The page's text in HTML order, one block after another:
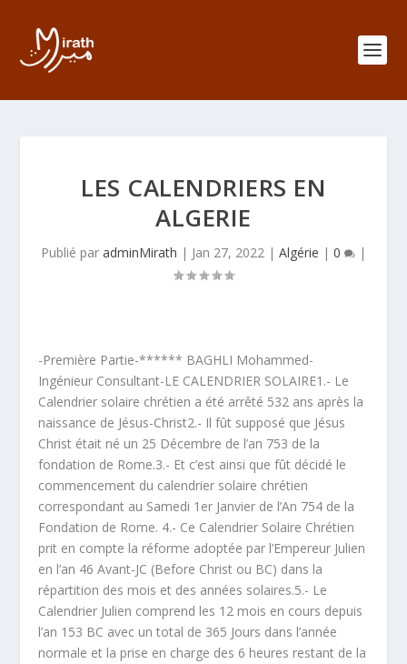
LES CALENDRIERS EN
ALGERIE
Publié par adminMirath | Jan 27, 2022 | Algérie | 0 |
-Première Partie-****** BAGHLI Mohammed-
Ingénieur Consultant-LE CALENDRIER SOLAIRE1.- Le
Calendrier solaire chrétien a été arrêté 532 ans après la
naissance de Jésus-Christ2.- Il fût supposé que Jésus
Christ était né un 25 Décembre de l’an 753 de la
fondation de Rome.3.- Et c’est ainsi que fût décidé le
commencement du calendrier solaire chrétien
correspondant au Samedi 1er Janvier de l’An 754 de la
Fondation de Rome. 4.- Ce Calendrier Solaire Chrétien
prit en compte la réforme adoptée par l’Empereur Julien
en l’an 46 Avant-JC (Before Christ ou BC) dans la
répartition des mois et des années solaires.5.- Le
Calendrier Julien comprend les 12 mois en cours depuis
l’an 153 BC avec un total de 365 Jours dans l’année
normale et la prise en charge des 6 heures restant de la